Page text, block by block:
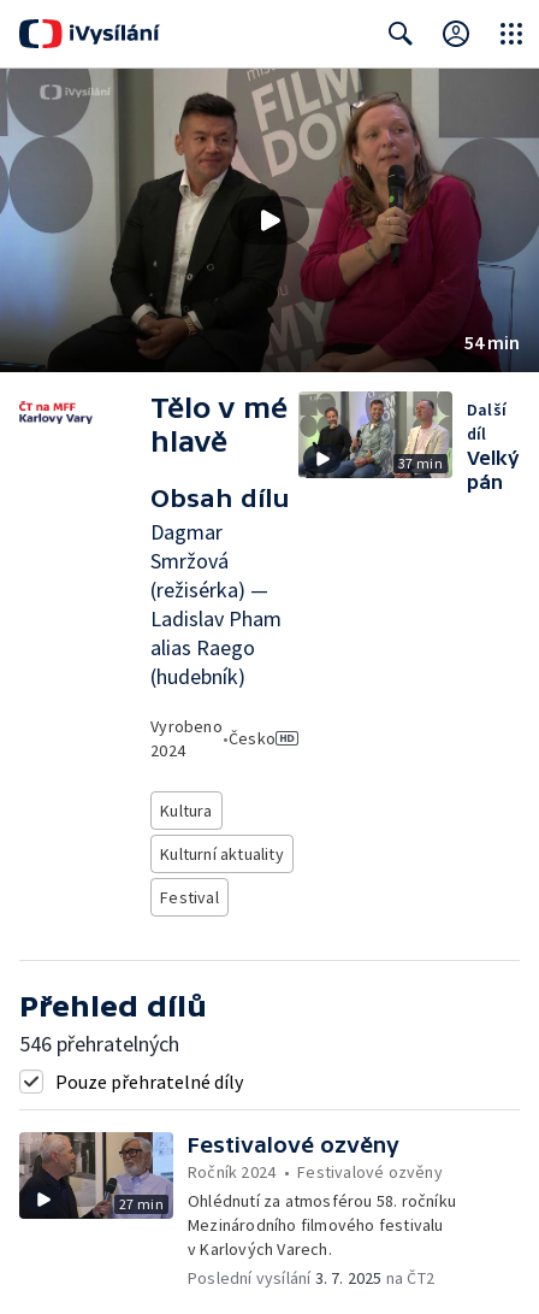
54 min
Tělo v mé
hlavě
Obsah dílu
Dagmar
Smržová
(režisérka) —
Ladislav Pham
alias Raego
(hudebník)
Vyrobeno
2024
•Česko
Kultura
Kulturní aktuality
Festival
37 min
Další
díl
Velký
pán
Přehled dílů
546 přehratelných
Pouze přehratelné díly
27 min
Festivalové ozvěny
Ročník 2024•Festivalové ozvěny
Ohlédnutí za atmosférou 58. ročníku
Mezinárodního filmového festivalu
v Karlových Varech.
Poslední vysílání3. 7. 2025 na ČT2